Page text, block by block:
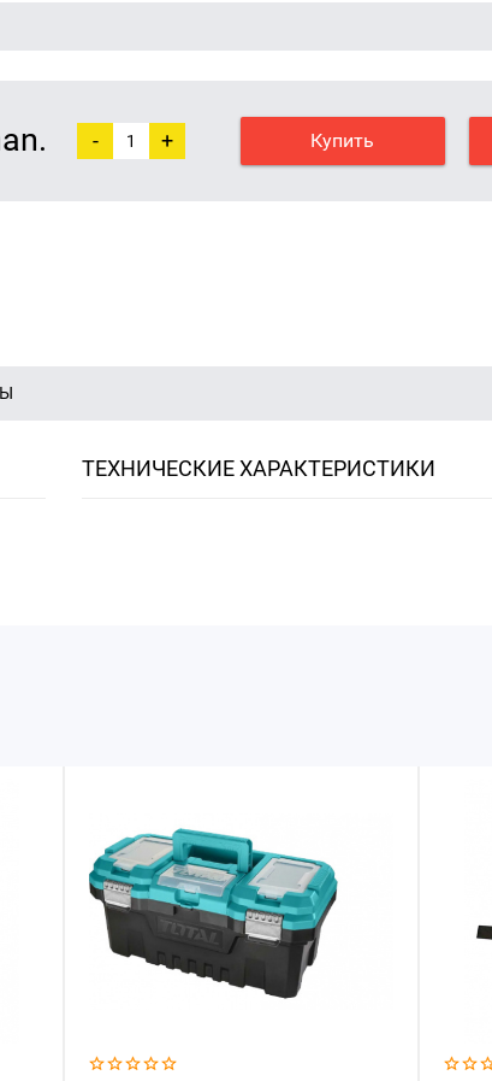
- + Купить
ТЕХНИЧЕСКИЕ ХАРАКТЕРИСТИКИ